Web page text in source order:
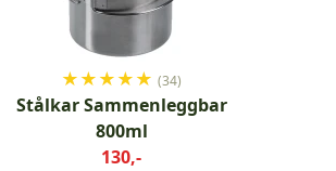
★★★★★ (34)
Stålkar Sammenleggbar
800ml
130,-